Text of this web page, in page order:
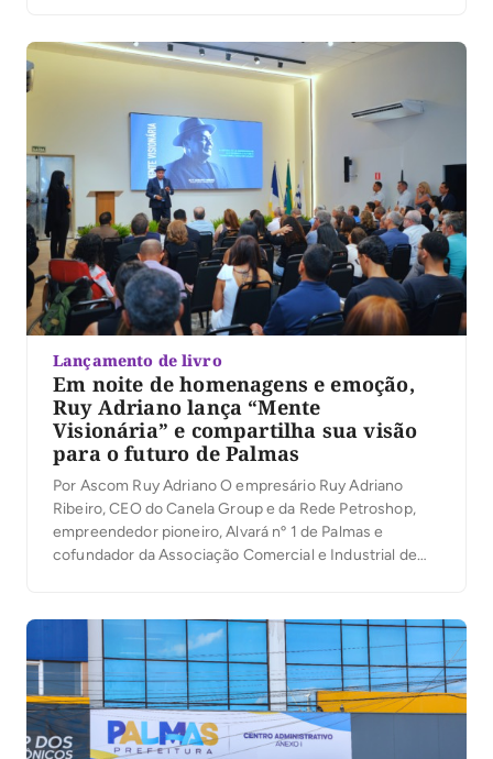
Lançamento de livro
Em noite de homenagens e emoção,
Ruy Adriano lança “Mente
Visionária” e compartilha sua visão
para o futuro de Palmas
Por Ascom Ruy Adriano O empresário Ruy Adriano
Ribeiro, CEO do Canela Group e da Rede Petroshop,
empreendedor pioneiro, Alvará nº 1 de Palmas e
cofundador da Associação Comercial e Industrial de
solenidade de inauguração do novo auditório da
entidade. […]